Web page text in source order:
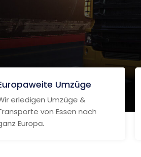
Umzüge
erledigen Umzüge &
von Essen nach
Europa.